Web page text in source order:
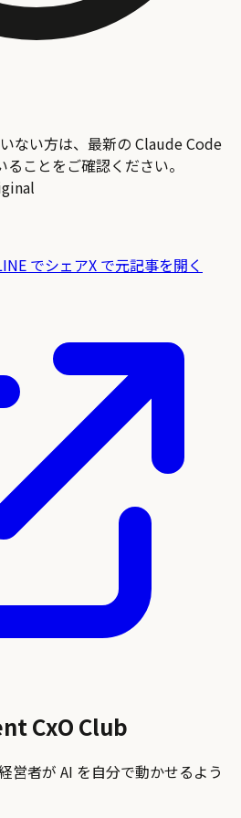
ない方は、最新の Claude Code
ことをご確認ください。
でシェアX で元記事を開く
CxO Club
営者が AI を自分で動かせるよう